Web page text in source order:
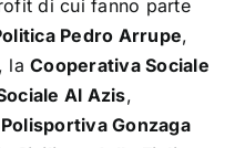
di cui fanno parte
Pedro Arrupe,
, laCooperativa Sociale
Al Azis,
Polisportiva Gonzaga